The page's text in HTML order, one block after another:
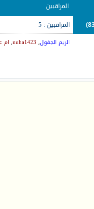
المراقبين
المراقبين : 5
الريم الجفول,
nuha1423
, ام